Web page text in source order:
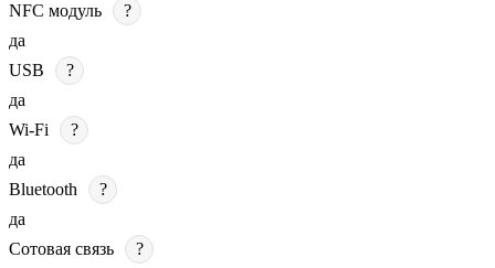
NFC модуль
?
да
USB
?
да
Wi-Fi
?
да
Bluetooth
?
да
Сотовая связь
?